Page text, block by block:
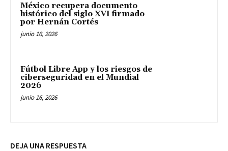
México recupera documento
histórico del siglo XVI firmado
por Hernán Cortés
junio 16, 2026
Fútbol Libre App y los riesgos de
ciberseguridad en el Mundial
2026
junio 16, 2026
DEJA UNA RESPUESTA